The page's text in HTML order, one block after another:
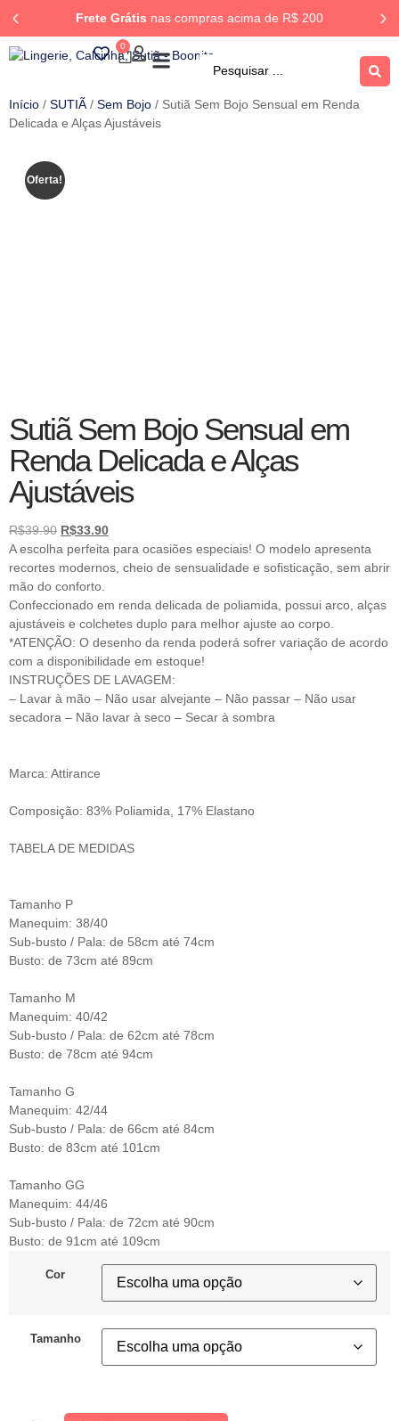
Frete Grátis nas compras acima de R$ 200
0
Início / SUTIÃ / Sem Bojo / Sutiã Sem Bojo Sensual em Renda
Delicada e Alças Ajustáveis
Oferta!
Sutiã Sem Bojo Sensual em
Renda Delicada e Alças
Ajustáveis
R$39.90 R$33.90
A escolha perfeita para ocasiões especiais! O modelo apresenta
recortes modernos, cheio de sensualidade e sofisticação, sem abrir
mão do conforto.
Confeccionado em renda delicada de poliamida, possui arco, alças
ajustáveis e colchetes duplo para melhor ajuste ao corpo.
*ATENÇÃO: O desenho da renda poderá sofrer variação de acordo
com a disponibilidade em estoque!
INSTRUÇÕES DE LAVAGEM:
– Lavar à mão – Não usar alvejante – Não passar – Não usar
secadora – Não lavar à seco – Secar à sombra
Marca: Attirance
Composição: 83% Poliamida, 17% Elastano
TABELA DE MEDIDAS
Tamanho P
Manequim: 38/40
Sub-busto / Pala: de 58cm até 74cm
Busto: de 73cm até 89cm
Tamanho M
Manequim: 40/42
Sub-busto / Pala: de 62cm até 78cm
Busto: de 78cm até 94cm
Tamanho G
Manequim: 42/44
Sub-busto / Pala: de 66cm até 84cm
Busto: de 83cm até 101cm
Tamanho GG
Manequim: 44/46
Sub-busto / Pala: de 72cm até 90cm
Busto: de 91cm até 109cm
Cor
Tamanho